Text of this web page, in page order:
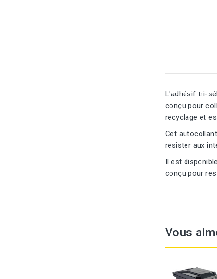
L'adhésif tri-
conçu pour
recyclage et
Cet
résister aux
Il est
conçu pour
Vous